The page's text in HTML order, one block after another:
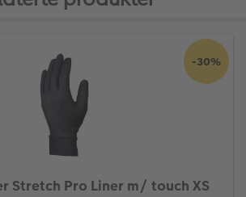
-30%
Stretch Pro Liner m/ touch XS